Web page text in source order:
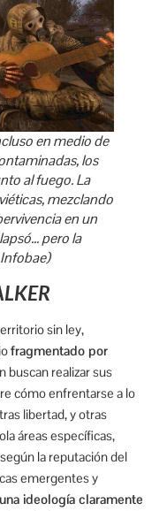
en medio de
los
al fuego. La
mezclando
en un
pero la
sin ley,
fragmentado por
buscan realizar sus
cómo enfrentarse a lo
libertad, y otras
áreas específicas,
la reputación del
emergentes y
ideología claramente